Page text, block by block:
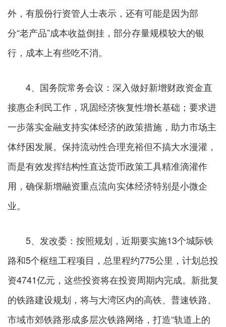
外，有股份行资管人士表示，还有可能是因为部
分“老产品”成本收益倒挂，部分存量规模较大的银
行，成本上有些吃不消。
4、国务院常务会议：深入做好新增财政资金直
接惠企利民工作，巩固经济恢复性增长基础；要求进
一步落实金融支持实体经济的政策措施，助力市场主
体纾困发展。保持流动性合理充裕但不搞大水漫灌，
而是有效发挥结构性直达货币政策工具精准滴灌作
用，确保新增融资重点流向实体经济特别是小微企
业。
5、发改委：按照规划，近期要实施13个城际铁
路和5个枢纽工程项目，总里程约775公里，计划总投
资4741亿元，这些投资将在投资周期内完成。新批复
的铁路建设规划，将与大湾区内的高铁、普速铁路、
市域市郊铁路形成多层次铁路网络，打造“轨道上的